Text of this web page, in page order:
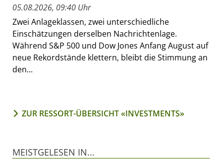
05.08.2026, 09:40 Uhr
Zwei Anlageklassen, zwei unterschiedliche
Einschätzungen derselben Nachrichtenlage.
Während S&P 500 und Dow Jones Anfang August auf
neue Rekordstände klettern, bleibt die Stimmung an
den...
ZUR RESSORT-ÜBERSICHT «INVESTMENTS»
MEISTGELESEN IN...